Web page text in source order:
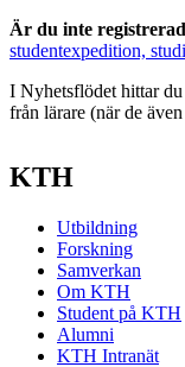
Är du inte registrerad
studentexpedition,
I Nyhetsflödet hittar
från lärare (när de
KTH
Utbildning
Forskning
Samverkan
Om KTH
Student på KTH
Alumni
KTH Intranät